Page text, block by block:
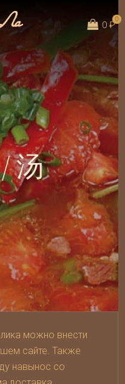
0
0 ₽
汤
можно внести
сайте. Также
навынос со